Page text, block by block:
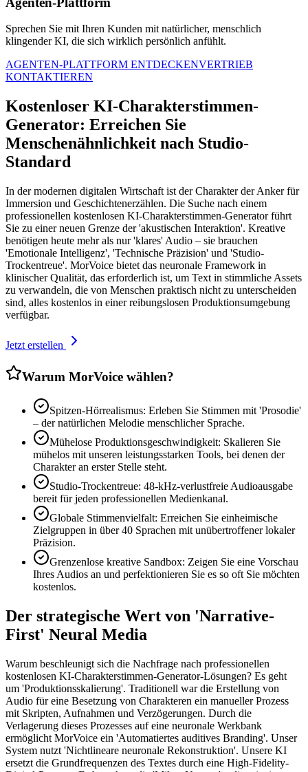
Sprechen Sie mit Ihren Kunden mit natürlicher, menschlich
klingender KI, die sich wirklich persönlich anfühlt.
AGENTEN-PLATTFORM ENTDECKENVERTRIEB
KONTAKTIEREN
Kostenloser KI-Charakterstimmen-
Generator: Erreichen Sie
Menschenähnlichkeit nach Studio-
Standard
In der modernen digitalen Wirtschaft ist der Charakter der Anker für
Immersion und Geschichtenerzählen. Die Suche nach einem
professionellen kostenlosen KI-Charakterstimmen-Generator führt
Sie zu einer neuen Grenze der 'akustischen Interaktion'. Kreative
benötigen heute mehr als nur 'klares' Audio – sie brauchen
'Emotionale Intelligenz', 'Technische Präzision' und 'Studio-
Trockentreue'. MorVoice bietet das neuronale Framework in
klinischer Qualität, das erforderlich ist, um Text in stimmliche Assets
zu verwandeln, die von Menschen praktisch nicht zu unterscheiden
sind, alles kostenlos in einer reibungslosen Produktionsumgebung
verfügbar.
Jetzt erstellen
Warum MorVoice wählen?
Spitzen-Hörrealismus: Erleben Sie Stimmen mit 'Prosodie'
– der natürlichen Melodie menschlicher Sprache.
Mühelose Produktionsgeschwindigkeit: Skalieren Sie
mühelos mit unseren leistungsstarken Tools, bei denen der
Charakter an erster Stelle steht.
Studio-Trockentreue: 48-kHz-verlustfreie Audioausgabe
bereit für jeden professionellen Medienkanal.
Globale Stimmenvielfalt: Erreichen Sie einheimische
Zielgruppen in über 40 Sprachen mit unübertroffener lokaler
Präzision.
Grenzenlose kreative Sandbox: Zeigen Sie eine Vorschau
Ihres Audios an und perfektionieren Sie es so oft Sie möchten
kostenlos.
Der strategische Wert von 'Narrative-
First' Neural Media
Warum beschleunigt sich die Nachfrage nach professionellen
kostenlosen KI-Charakterstimmen-Generator-Lösungen? Es geht
um 'Produktionsskalierung'. Traditionell war die Erstellung von
Audio für eine Besetzung von Charakteren ein manueller Prozess
mit Skripten, Aufnahmen und Verzögerungen. Durch die
Verlagerung dieses Prozesses auf eine neuronale Werkbank
ermöglicht MorVoice ein 'Automatiertes auditives Branding'. Unser
System nutzt 'Nichtlineare neuronale Rekonstruktion'. Unsere KI
ersetzt die Grundfrequenzen des Textes durch eine High-Fidelity-